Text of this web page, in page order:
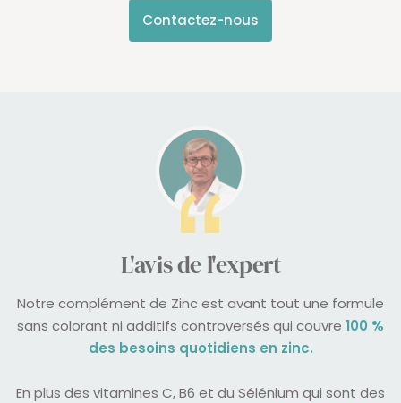
Contactez-nous
L'avis de l'expert
Notre complément de Zinc est avant tout une formule
sans colorant ni additifs controversés qui couvre 100 %
des besoins quotidiens en zinc.
En plus des vitamines C, B6 et du Sélénium qui sont des